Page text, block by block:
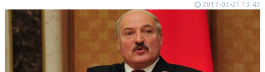
2017-03-21 13:43